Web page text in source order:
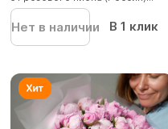
Нет в наличии В 1 клик